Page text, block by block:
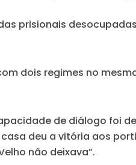
prisionais
dois regimes no
de diálogo foi
deu a vitória aos
não deixava”.